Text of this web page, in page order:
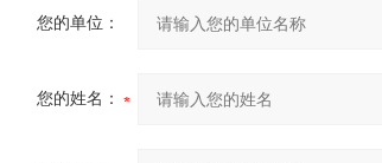
您的单位：
您的姓名：